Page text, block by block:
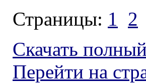
Страницы: 1 2
Скачать
Перейти на